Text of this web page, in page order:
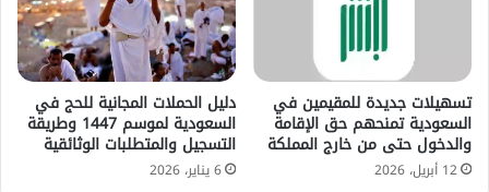
تسهيلات جديدة للمقيمين في
السعودية تمنحهم حق الإقامة
والدخول حتى من خارج المملكة
12 أبريل، 2026
دليل الحملات المجانية للحج في
السعودية لموسم 1447 وطريقة
التسجيل والمتطلبات الوثائقية
6 يناير، 2026